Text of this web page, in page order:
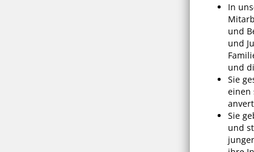
In
und
und
und
Sie
einen
Sie
und